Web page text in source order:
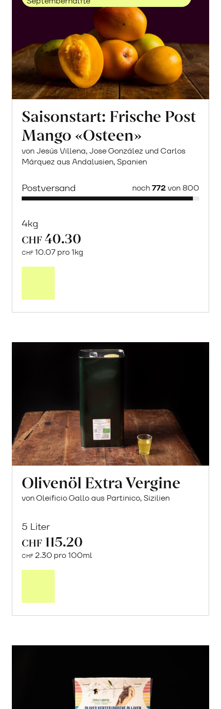
Saisonstart: Frische Post
Mango «Osteen»
von Jesús Villena, Jose González und Carlos
Márquez aus Andalusien, Spanien
Postversand noch772von 800
4kg
CHF 40.30
CHF 10.07 pro 1kg
Post
erfahren
Olivenöl Extra Vergine
von Oleificio Gallo aus Partinico, Sizilien
5 Liter
CHF 115.20
CHF 2.30 pro 100ml